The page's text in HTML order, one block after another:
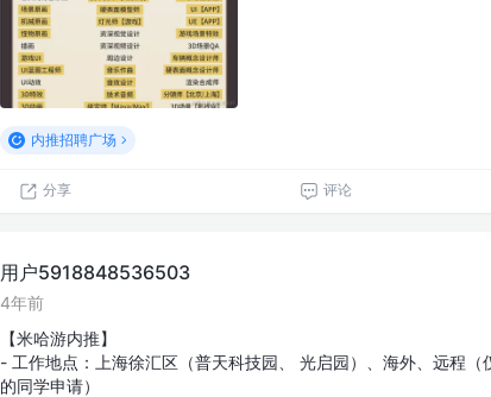
内推招聘广场
分享 评论
用户5918848536503
4年前
【米哈游内推】
- 工作地点：上海徐汇区（普天科技园、 光启园）、海外、远程（
的同学申请）